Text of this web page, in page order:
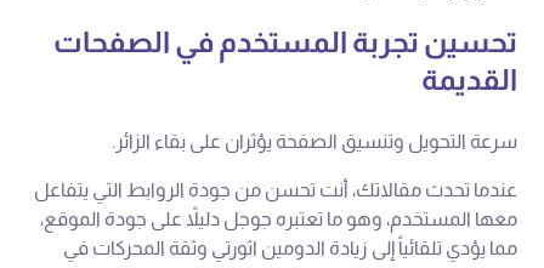
تحسين تجربة المستخدم في الصفحات
القديمة
سرعة التحويل وتنسيق الصفحة يؤثران على بقاء الزائر.
عندما تحدث مقالاتك، أنت تحسن من جودة الروابط التي يتفاعل
معها المستخدم، وهو ما تعتبره جوجل دليلاً على جودة الموقع،
مما يؤدي تلقائياً إلى زيادة الدومين اثورتي وثقة المحركات في